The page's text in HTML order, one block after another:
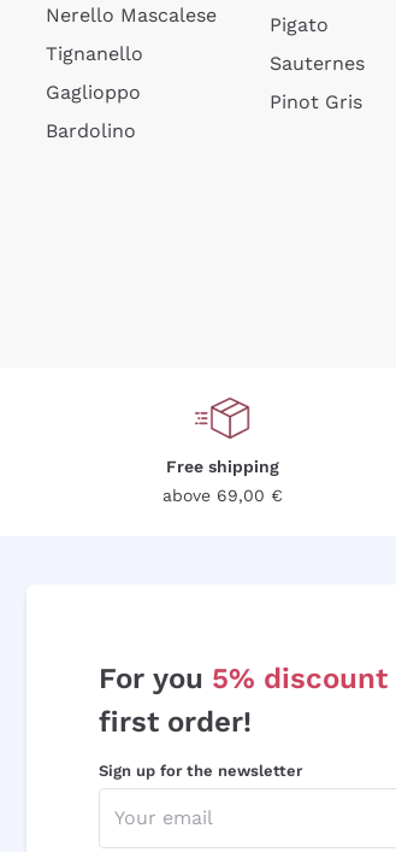
Nerello Mascalese
Tignanello
Gaglioppo
Bardolino
Pigato
Sauternes
Pinot Gris
Free shipping
above 69,00 €
For you 5% discount
first order!
Sign up for the newsletter